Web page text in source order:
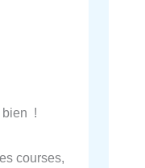
bien !
courses,